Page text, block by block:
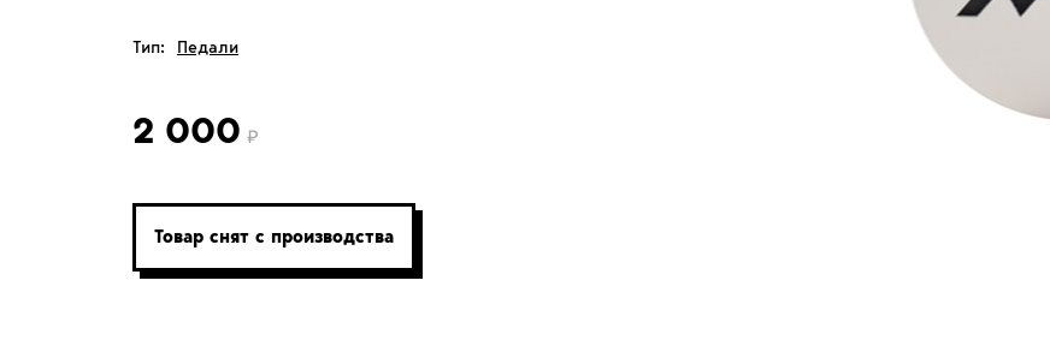
Тип: Педали
2 000
Товар снят с производства